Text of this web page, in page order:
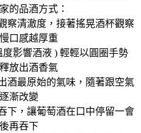
的品酒方式：
察清澈度，接著搖晃酒杯觀察
口感越厚重
影響酒液 ) 輕輕以圓圈手勢
放出酒香氣
酒最原始的氣味，隨著跟空氣
漸改變
下，讓葡萄酒在口中停留一會
再吞下